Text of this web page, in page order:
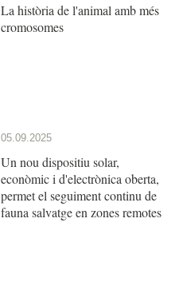
La història de l'animal amb més
cromosomes
05.09.2025
Un nou dispositiu solar,
econòmic i d'electrònica oberta,
permet el seguiment continu de
fauna salvatge en zones remotes